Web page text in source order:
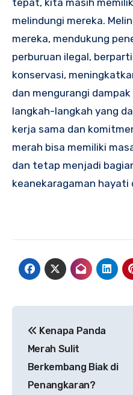
tepat, kita masih
melindungi mereka.
mereka, mendukung
perburuan ilegal,
konservasi,
dan mengurangi
langkah-langkah yang
kerja sama dan
merah bisa memiliki
dan tetap menjadi
keanekaragaman hayati
pos
Kenapa Panda
Merah Sulit
Berkembang Biak di
Penangkaran?